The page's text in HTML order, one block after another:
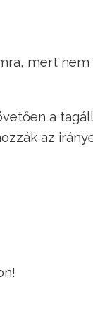
mert
a
az